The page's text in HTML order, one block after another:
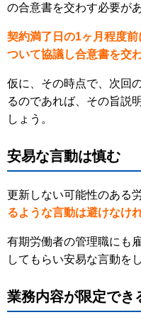
の合意書を交わす必要が
契約満了日の1ヶ月程度
ついて協議し合意書を交
仮に、その時点で、次回
るのであれば、その旨説
しょう。
安易な言動は慎む
更新しない可能性のある
るような言動は避けなけ
有期労働者の管理職にも
してもらい安易な言動を
業務内容が限定でき